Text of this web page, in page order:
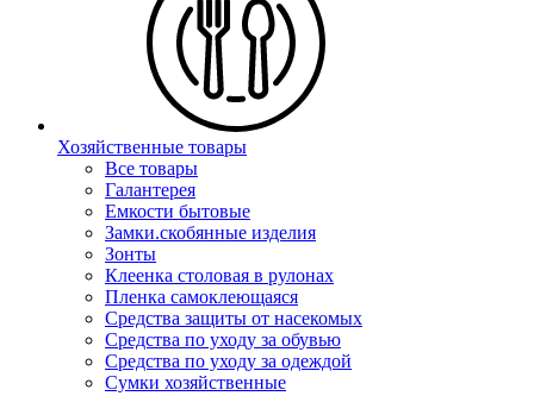
Хозяйственные товары
Все товары
Галантерея
Емкости бытовые
Замки.скобянные изделия
Зонты
Клеенка столовая в рулонах
Пленка самоклеющаяся
Средства защиты от насекомых
Средства по уходу за обувью
Средства по уходу за одеждой
Сумки хозяйственные